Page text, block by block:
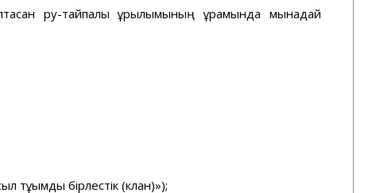
ру-тайпалық құрылымының құрамында мынадай
тұқымды бірлестік (клан)»);